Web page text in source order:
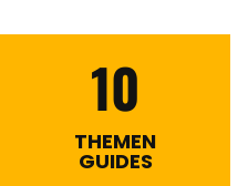
10
THEMEN
GUIDES